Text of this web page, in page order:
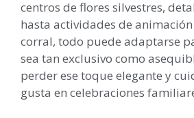
centros de flores silvestres,
hasta actividades de
corral, todo puede adaptarse
sea tan exclusivo como
perder ese toque elegante y
gusta en celebraciones